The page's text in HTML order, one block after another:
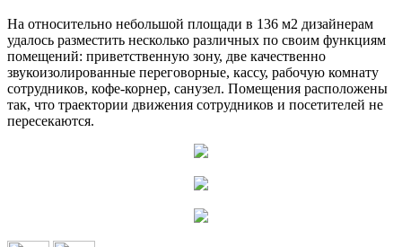
На относительно небольшой площади в 136 м2 дизайнерам
удалось разместить несколько различных по своим функциям
помещений: приветственную зону, две качественно
звукоизолированные переговорные, кассу, рабочую комнату
сотрудников, кофе-корнер, санузел. Помещения расположены
так, что траектории движения сотрудников и посетителей не
пересекаются.